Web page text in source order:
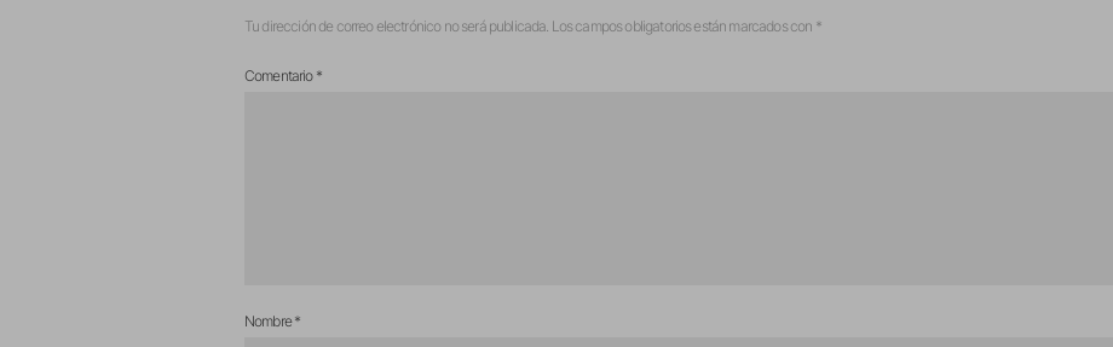
Tu dirección de correo electrónico no será publicada. Los campos obligatorios están marcados con *
Comentario *
Nombre*